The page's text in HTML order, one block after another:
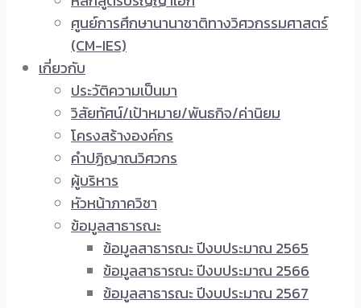
ศูนย์การศึกษานานาชาติทางวิศวกรรมศาสตร์
(CM-IES)
เกี่ยวกับ
ประวัติความเป็นมา
วิสัยทัศน์/เป้าหมาย/พันธกิจ/ค่านิยม
โครงสร้างองค์กร
คำปฏิญาณวิศวกร
ผู้บริหาร
หัวหน้าภาควิชา
ข้อมูลสาธารณะ
ข้อมูลสาธารณะ ปีงบประมาณ 2565
ข้อมูลสาธารณะ ปีงบประมาณ 2566
ข้อมูลสาธารณะ ปีงบประมาณ 2567